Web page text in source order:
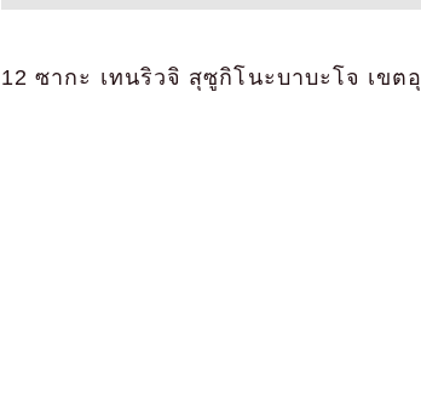
12 ซากะ เทนริวจิ สุซูกิโนะบาบะโจ เขต